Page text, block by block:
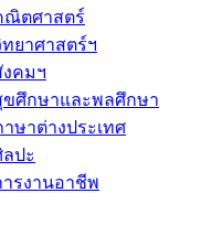
ณิตศาสตร์
ยาศาสตร์ฯ
งคมฯ
ขศึกษาและพลศึกษา
ษาต่างประเทศ
ปะ
ารงานอาชีพ